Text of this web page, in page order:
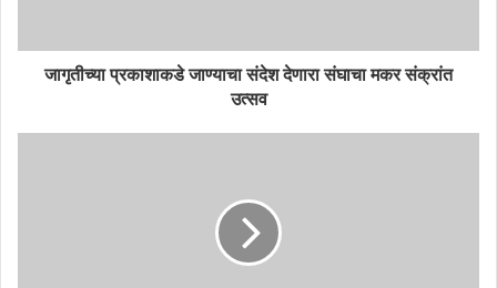
जागृतीच्या प्रकाशाकडे जाण्याचा संदेश देणारा संघाचा मकर संक्रांत
उत्सव